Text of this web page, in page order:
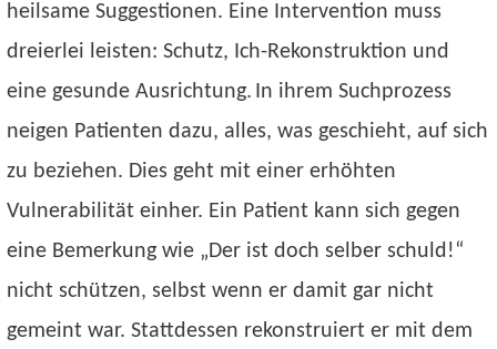
heilsame Suggestionen. Eine Intervention muss
dreierlei leisten: Schutz, Ich-Rekonstruktion und
eine gesunde Ausrichtung. In ihrem Suchprozess
neigen Patienten dazu, alles, was geschieht, auf sich
zu beziehen. Dies geht mit einer erhöhten
Vulnerabilität einher. Ein Patient kann sich gegen
eine Bemerkung wie „Der ist doch selber schuld!“
nicht schützen, selbst wenn er damit gar nicht
gemeint war. Stattdessen rekonstruiert er mit dem